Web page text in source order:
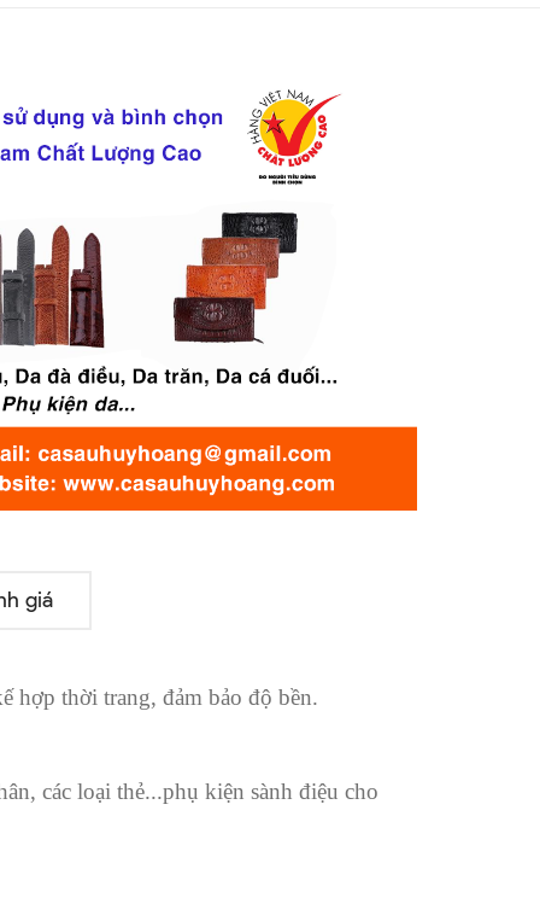
giá
hợp thời trang, đảm bảo độ bền.
các loại thẻ...phụ kiện sành điệu cho